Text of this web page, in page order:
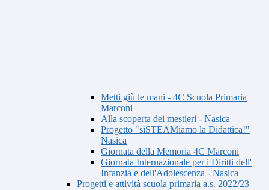
Metti giù le mani - 4C Scuola Primaria
Marconi
Alla scoperta dei mestieri - Nasica
Progetto "siSTEAMiamo la Didattica!"
Nasica
Giornata della Memoria 4C Marconi
Giornata Internazionale per i Diritti dell'
Infanzia e dell'Adolescenza - Nasica
Progetti e attività scuola primaria a.s. 2022/23